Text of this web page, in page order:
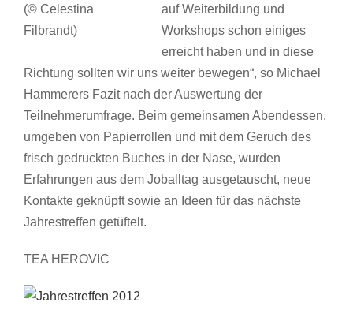
(© Celestina
Filbrandt)
auf Weiterbildung und
Workshops schon einiges
erreicht haben und in diese
Richtung sollten wir uns weiter bewegen“, so Michael
Hammerers Fazit nach der Auswertung der
Teilnehmerumfrage. Beim gemeinsamen Abendessen,
umgeben von Papierrollen und mit dem Geruch des
frisch gedruckten Buches in der Nase, wurden
Erfahrungen aus dem Joballtag ausgetauscht, neue
Kontakte geknüpft sowie an Ideen für das nächste
Jahrestreffen getüftelt.
TEA HEROVIC